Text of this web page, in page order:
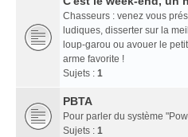
Chasseurs : venez vous
ludiques, disserter sur la
loup-garou ou avouer le
arme favorite !
Sujets : 1
PBTA
Pour parler du système
Sujets : 1